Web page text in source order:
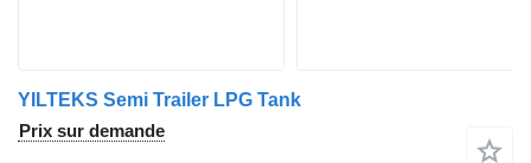
YILTEKS Semi Trailer LPG Tank
Prix sur demande